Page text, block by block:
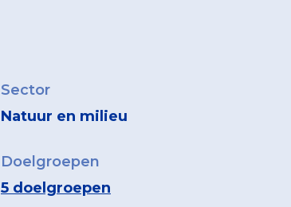
Sector
Natuur en milieu
Doelgroepen
5 doelgroepen